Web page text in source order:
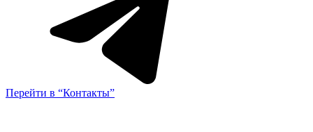
Перейти в “Контакты”